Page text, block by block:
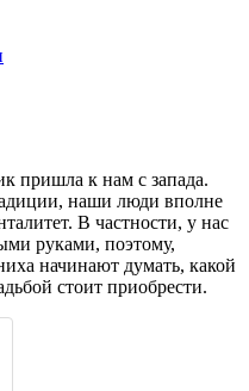
пришла к нам с запада.
наши люди вполне
В частности, у нас
руками, поэтому,
начинают думать, какой
стоит приобрести.